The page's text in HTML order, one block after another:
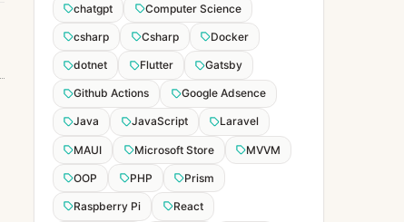
chatgpt Computer Science
csharp Csharp Docker
dotnet Flutter Gatsby
Github Actions Google Adsence
Java JavaScript Laravel
MAUI Microsoft Store MVVM
OOP PHP Prism
Raspberry Pi React